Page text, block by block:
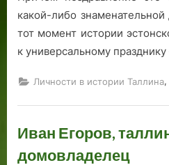
какой-либо
тот момент истории
к универсальному
Личности в истории Таллина,
Иван Егоров,
домовладелец